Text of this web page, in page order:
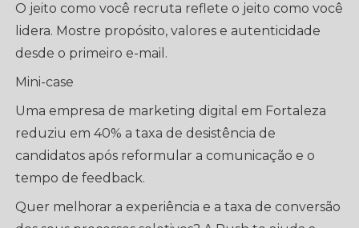
O jeito como você recruta reflete o jeito como você
lidera. Mostre propósito, valores e autenticidade
desde o primeiro e-mail.
Mini-case
Uma empresa de marketing digital em Fortaleza
reduziu em 40% a taxa de desistência de
candidatos após reformular a comunicação e o
tempo de feedback.
Quer melhorar a experiência e a taxa de conversão